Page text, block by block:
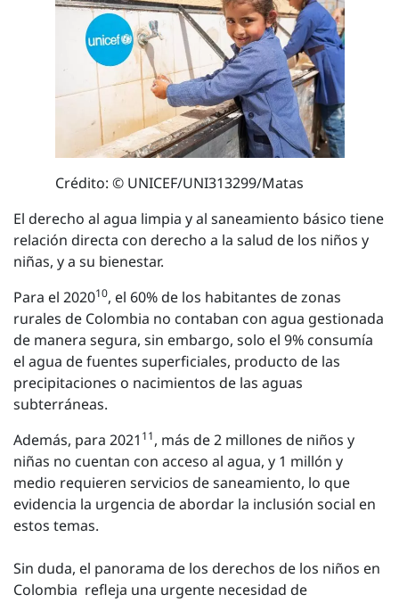
Crédito: © UNICEF/UNI313299/Matas
El derecho al agua limpia y al saneamiento básico tiene
relación directa con derecho a la salud de los niños y
niñas, y a su bienestar.
Para el 202010, el 60% de los habitantes de zonas
rurales de Colombia no contaban con agua gestionada
de manera segura, sin embargo, solo el 9% consumía
el agua de fuentes superficiales, producto de las
precipitaciones o nacimientos de las aguas
subterráneas.
Además, para 2021 11, más de 2 millones de niños y
niñas no cuentan con acceso al agua, y 1 millón y
medio requieren servicios de saneamiento, lo que
evidencia la urgencia de abordar la inclusión social en
estos temas.
Sin duda, el panorama de los derechos de los niños en
Colombia refleja una urgente necesidad de